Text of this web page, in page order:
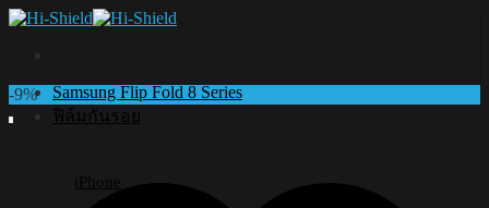
Skip
Samsung Flip Fold 8 Series
ฟิล์มกันรอย
iPhone
-9%